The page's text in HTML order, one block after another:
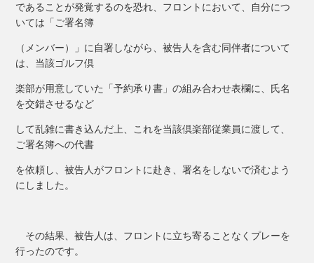
であることが発覚するのを恐れ、フロントにおいて、自分につ
いては「ご署名簿
（メンバー）」に自署しながら、被告人を含む同伴者について
は、当該ゴルフ倶
楽部が用意していた「予約承り書」の組み合わせ表欄に、氏名
を交錯させるなど
して乱雑に書き込んだ上、これを当該倶楽部従業員に渡して、
ご署名簿への代書
を依頼し、被告人がフロントに赴き、署名をしないで済むよう
にしました。
その結果、被告人は、フロントに立ち寄ることなくプレーを
行ったのです。